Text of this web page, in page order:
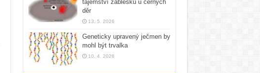
tajemství záblesků u černých
děr
13. 5. 2026
Geneticky upravený ječmen by
mohl být trvalka
10. 4. 2026